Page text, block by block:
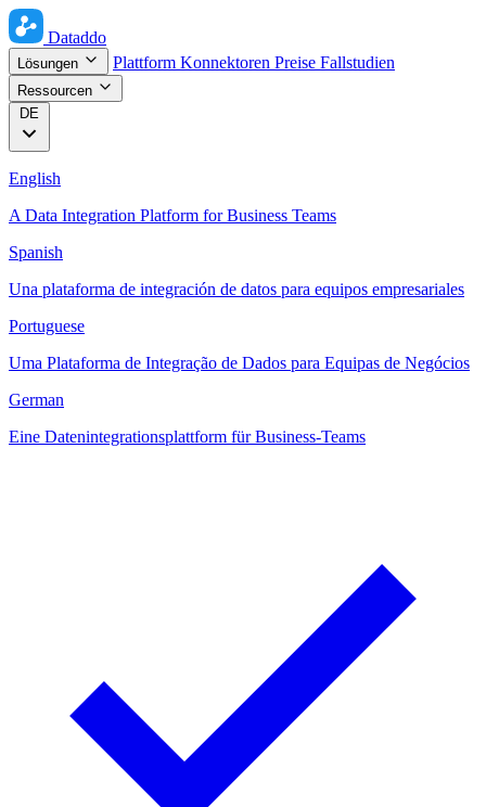
Dataddo
Lösungen Plattform Konnektoren Preise Fallstudien
Ressourcen
DE
English
A Data Integration Platform for Business Teams
Spanish
Una plataforma de integración de datos para equipos empresariales
Portuguese
Uma Plataforma de Integração de Dados para Equipas de Negócios
German
Eine Datenintegrationsplattform für Business-Teams